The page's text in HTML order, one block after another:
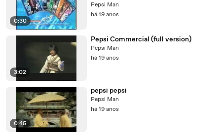
0:30
Pepsi Man
há 19 anos
3:02
Pepsi Commercial (full version)
Pepsi Man
há 19 anos
0:45
pepsi pepsi
Pepsi Man
há 19 anos